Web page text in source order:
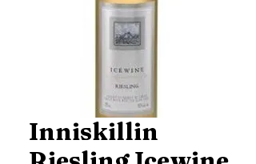
Inniskillin